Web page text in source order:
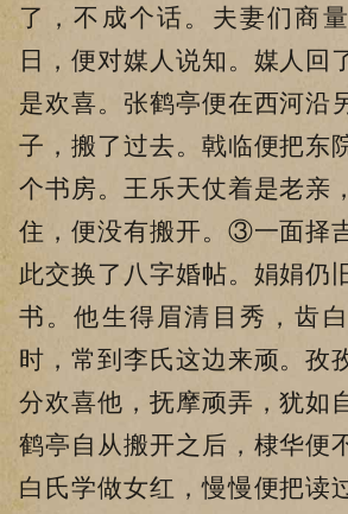
了，不成个话。夫妻们商
日，便对媒人说知。媒人回
是欢喜。张鹤亭便在西河沿
子，搬了过去。戟临便把东
个书房。王乐天仗着是老亲
住，便没有搬开。③一面择
此交换了八字婚帖。娟娟仍
书。他生得眉清目秀，齿
时，常到李氏这边来顽。孜
分欢喜他，抚摩顽弄，犹如
鹤亭自从搬开之后，棣华便
白氏学做女红，慢慢便把读